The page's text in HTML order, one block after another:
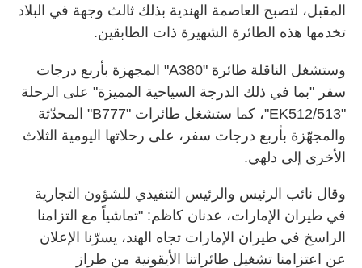
المقبل، لتصبح العاصمة الهندية بذلك ثالث وجهة في البلاد
تخدمها هذه الطائرة الشهيرة ذات الطابقين.
وستشغل الناقلة طائرة "A380" المجهزة بأربع درجات
سفر "بما في ذلك الدرجة السياحية المميزة" على الرحلة
"EK512/513"، كما ستشغل طائرات "B777" المحدّثة
والمجهّزة بأربع درجات سفر، على رحلاتها اليومية الثلاث
الأخرى إلى دلهي.
وقال نائب الرئيس والرئيس التنفيذي للشؤون التجارية
في طيران الإمارات، عدنان كاظم: "تماشياً مع التزامنا
الراسخ في طيران الإمارات تجاه الهند، يسرّنا الإعلان
عن اعتزامنا تشغيل طائراتنا الأيقونية من طراز